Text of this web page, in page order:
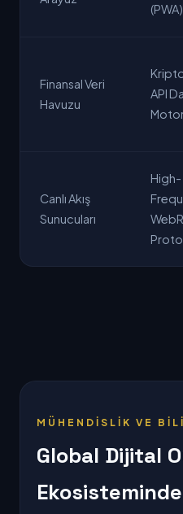
(PWA)
Finansal Veri
Havuzu
API
Canlı Akış
Sunucuları
High-
MÜHENDİSLİK VE
Global Dijital